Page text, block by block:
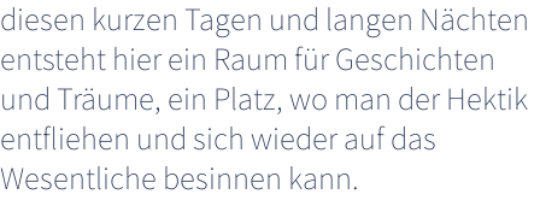
diesen kurzen Tagen und langen Nächten
entsteht hier ein Raum für Geschichten
und Träume, ein Platz, wo man der Hektik
entfliehen und sich wieder auf das
Wesentliche besinnen kann.